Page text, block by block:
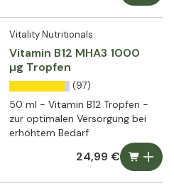
Vitality Nutritionals
Vitamin B12 MHA3 1000
µg Tropfen
(97)
50 ml - Vitamin B12 Tropfen -
zur optimalen Versorgung bei
erhöhtem Bedarf
24,99 €